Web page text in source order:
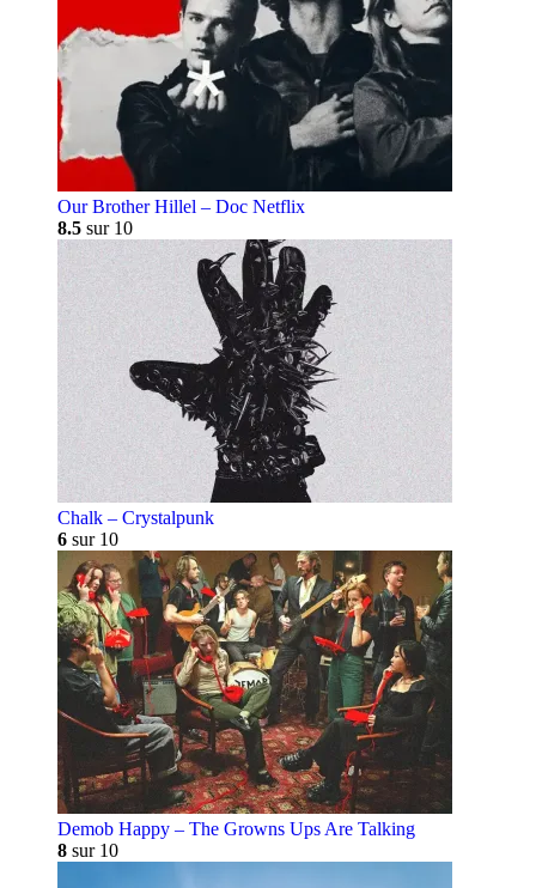
Our Brother Hillel – Doc Netflix
8.5 sur 10
Chalk – Crystalpunk
6 sur 10
Demob Happy – The Growns Ups Are Talking
8 sur 10